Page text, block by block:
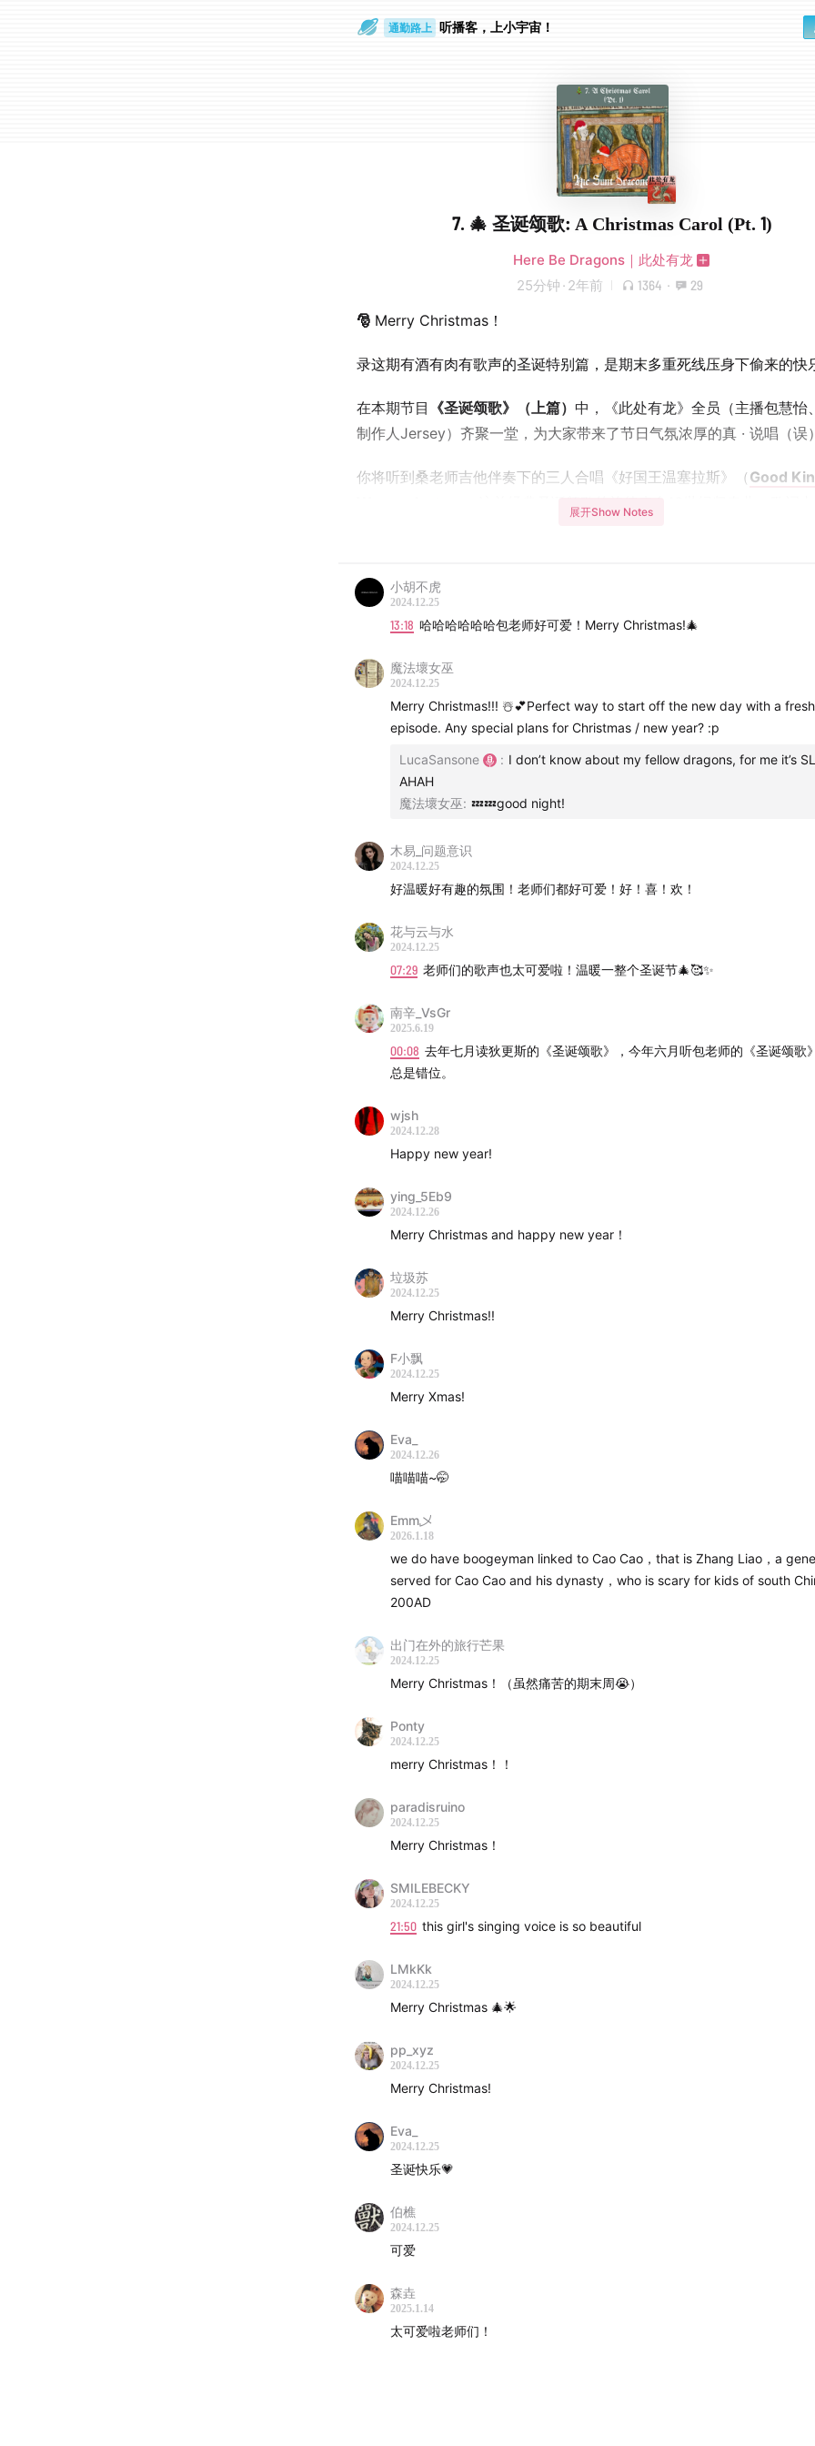
通勤路上 听播客，上小宇宙！
7. 🎄 圣诞颂歌: A Christmas Carol (Pt. 1)
Here Be Dragons｜此处有龙
25分钟 · 2年前 1364 · 29
🎅 Merry Christmas！
录这期有酒有肉有歌声的圣诞特别篇，是期末多重死线压身下偷来的快
在本期节目 《圣诞颂歌》（上篇） 中，《此处有龙》全员（主播包慧怡
制作人Jersey）齐聚一堂，为大家带来了节日气氛浓厚的真 · 说唱（误
你将听到桑老师吉他伴奏下的三人合唱《好国王温塞拉斯》（ Good
）——这首经典圣诞颂歌的旋律来自13世纪归春曲，歌词由
Summer under the Sea），以及《卡斯特梅尔之雨》（The Rain of
Castermere）——由于是真 · 酒后即兴而歌，因此一路忘词忘到君临
游》迷且海涵。
我们会一起追溯从古罗马农神节（Saturnalia）到圣尼古拉斯纪念日的“
演变小史，以及从北欧神奥丁到中世纪人口贩子，再到可口可乐吉祥物
老人”形象的变迁。故事的后半部分将在（下篇）中与另两首拉丁文圣诞
唱一起放出。
[奥丁的八腿神马Sleipnir, Tjängvide如尼石]
🎄本期中出现的龙族包括但不限于：克罗诺斯-萨杜恩（Kronos-Saturn
尼古拉斯（St Nicholas），“袋子人”(el Humbre del Saco)，奥丁（
Nosed Reindeer），迦太基的汉尼拔（Hannibal of Carthage），《
🎅Winter is coming.
May this special episode bring you as much
and joy as it brought us!
@本期主播： 包慧怡、桑阳、张泽熙
@制作人： 张泽熙
🎄本期节目PPT由桑阳老师制作：
展开Show Notes
小胡不虎
2024.12.25
13:18 哈哈哈哈哈哈包老师好可爱！Merry Christmas!🎄
魔法壞女巫
2024.12.25
Merry Christmas!!! ☃️💕Perfect way to start off the new day with a fresh
episode. Any special plans for Christmas / new year? :p
LucaSansone : I don’t know about my fellow dragons, for me it’s
AHAH
魔法壞女巫: 💤💤good night!
木易_问题意识
2024.12.25
好温暖好有趣的氛围！老师们都好可爱！好！喜！欢！
花与云与水
2024.12.25
07:29 老师们的歌声也太可爱啦！温暖一整个圣诞节🎄🥰✨
南辛_VsGr
2025.6.19
00:08 去年七月读狄更斯的《圣诞颂歌》，今年六月听包老师的《圣诞颂歌
总是错位。
wjsh
2024.12.28
Happy new year!
ying_5Eb9
2024.12.26
Merry Christmas and happy new year！
垃圾苏
2024.12.25
Merry Christmas!!
F小飘
2024.12.25
Merry Xmas!
Eva_
2024.12.26
喵喵喵~🤭
Emm乄
2026.1.18
we do have boogeyman linked to Cao Cao，that is Zhang Liao，a
served for Cao Cao and his dynasty，who is scary for kids of south
200AD
出门在外的旅行芒果
2024.12.25
Merry Christmas！（虽然痛苦的期末周😭）
Ponty
2024.12.25
merry Christmas！！
paradisruino
2024.12.25
Merry Christmas！
SMILEBECKY
2024.12.25
21:50 this girl's singing voice is so beautiful
LMkKk
2024.12.25
Merry Christmas 🎄🌟
pp_xyz
2024.12.25
Merry Christmas!
Eva_
2024.12.25
圣诞快乐💗
伯樵
2024.12.25
可爱
森垚
2025.1.14
太可爱啦老师们！